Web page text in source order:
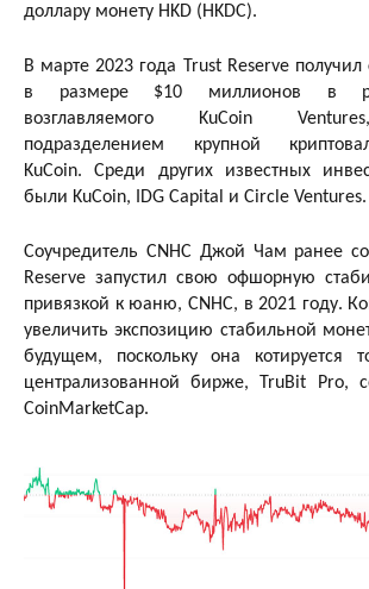
доллару монету HKD (HKDC).
В марте 2023 года Trust Reserve
в размере $10 миллионов в
возглавляемого KuCoin
подразделением крупной
KuCoin. Среди других известных
были KuCoin, IDG Capital и Circle Ventures.
Соучредитель CNHC Джой Чам ранее
Reserve запустил свою офшорную
привязкой к юаню, CNHC, в 2021 году.
увеличить экспозицию стабильной
будущем, поскольку она котируется
централизованной бирже, TruBit Pro,
CoinMarketCap.